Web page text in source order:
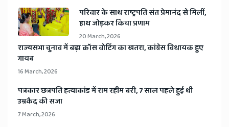
​परिवार के साथ राष्ट्रपति संत प्रेमानंद से मिलीं,
हाथ जोड़कर किया प्रणाम
20 March, 2026
​राज्यसभा चुनाव में बढ़ा क्रॉस वोटिंग का खतरा, कांग्रेस विधायक हुए
गायब
16 March, 2026
​पत्रकार छत्रपति हत्याकांड में राम रहीम बरी, 7 साल पहले हुई थी
उम्रकैद की सजा
7 March, 2026